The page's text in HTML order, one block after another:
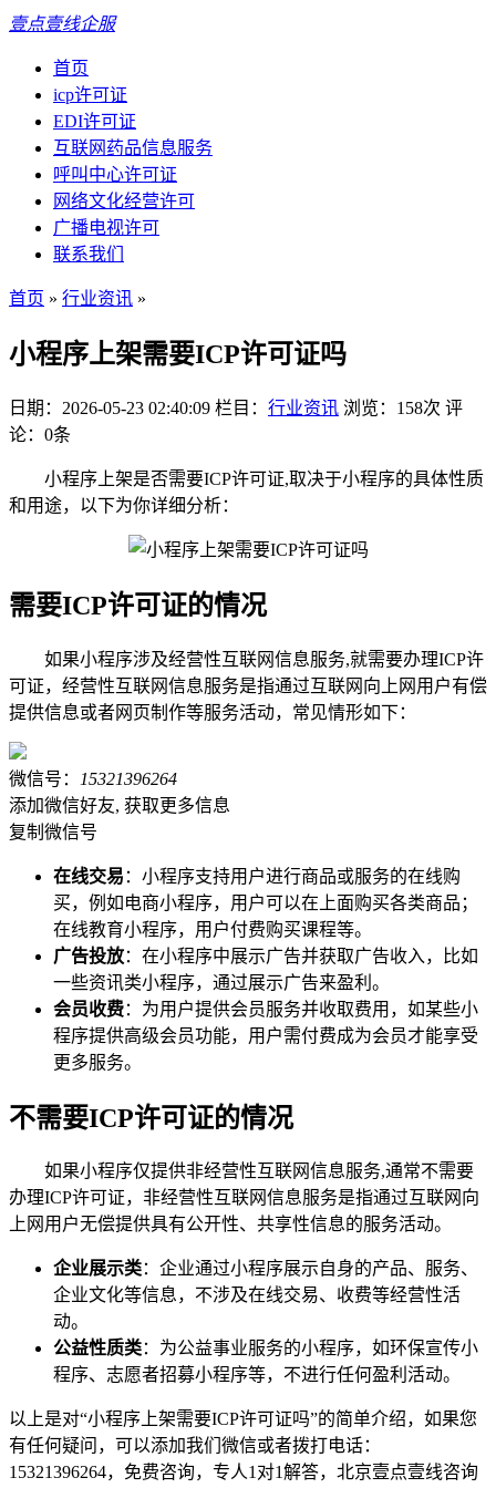
壹点壹线企服
首页
icp许可证
EDI许可证
互联网药品信息服务
呼叫中心许可证
网络文化经营许可
广播电视许可
联系我们
首页 » 行业资讯 »
小程序上架需要ICP许可证吗
日期：2026-05-23 02:40:09 栏目： 行业资讯 浏览：158次 评
论：0条
小程序上架是否需要ICP许可证,取决于小程序的具体性质
和用途，以下为你详细分析：
需要ICP许可证的情况
如果小程序涉及经营性互联网信息服务,就需要办理ICP许
可证，经营性互联网信息服务是指通过互联网向上网用户有偿
提供信息或者网页制作等服务活动，常见情形如下：
微信号：
15321396264
添加微信好友, 获取更多信息
复制微信号
在线交易 ：小程序支持用户进行商品或服务的在线购
买，例如电商小程序，用户可以在上面购买各类商品；
在线教育小程序，用户付费购买课程等。
广告投放：在小程序中展示广告并获取广告收入，比如
一些资讯类小程序，通过展示广告来盈利。
会员收费：为用户提供会员服务并收取费用，如某些小
程序提供高级会员功能，用户需付费成为会员才能享受
更多服务。
不需要ICP许可证的情况
如果小程序仅提供非经营性互联网信息服务,通常不需要
办理ICP许可证，非经营性互联网信息服务是指通过互联网向
上网用户无偿提供具有公开性、共享性信息的服务活动。
企业展示类：企业通过小程序展示自身的产品、服务、
企业文化等信息，不涉及在线交易、收费等经营性活
动。
公益性质类：为公益事业服务的小程序，如环保宣传小
程序、志愿者招募小程序等，不进行任何盈利活动。
以上是对“小程序上架需要ICP许可证吗”的简单介绍，如果您
有任何疑问，可以添加我们微信或者拨打电话：
15321396264，免费咨询，专人1对1解答，北京壹点壹线咨询